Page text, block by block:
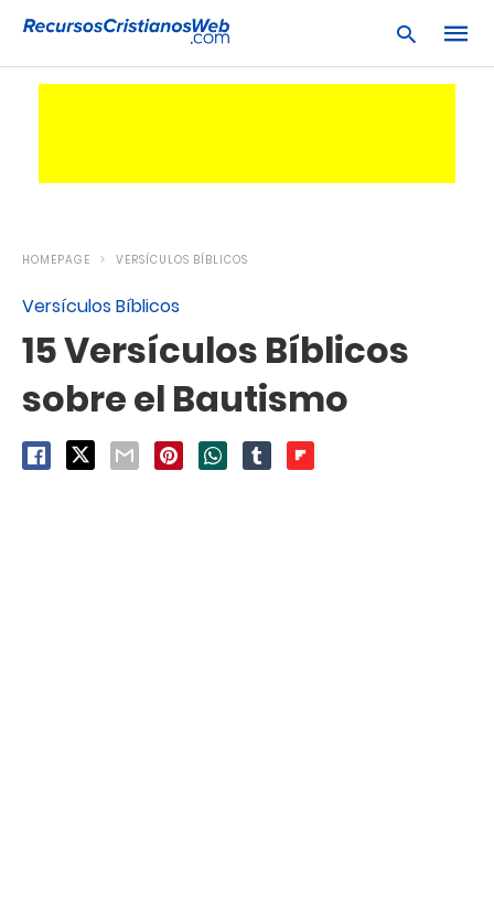
tu
HOMEPAGE VERSÍCULOS BÍBLICOS
Versículos Bíblicos
15 Versículos Bíblicos
sobre el Bautismo